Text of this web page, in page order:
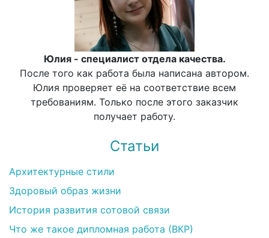
Юлия - специалист отдела качества.
После того как работа была написана автором.
Юлия проверяет её на соответствие всем
требованиям. Только после этого заказчик
получает работу.
Статьи
Архитектурные стили
Здоровый образ жизни
История развития сотовой связи
Что же такое дипломная работа (ВКР)